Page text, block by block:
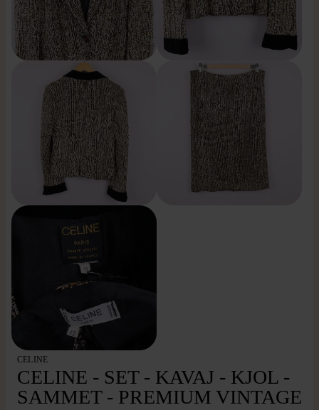
CELINE
CELINE - SET - KAVAJ - KJOL -
SAMMET - PREMIUM VINTAGE